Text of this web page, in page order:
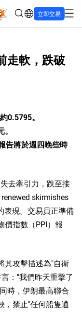
立即交易
走軟，跌破
0.5795。
告將於週四晚些時
去牽引力，跌至接
skirmishes
表現。交易員正準備
價指數（PPI）報
其攻擊描述為"自衛
："我們昨天重擊了
時，伊朗最高聯合
，禁止"任何船隻通